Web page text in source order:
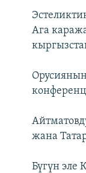
Ага
жана
Бүгүн эле